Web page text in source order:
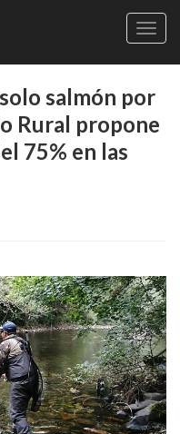
salmón por
Rural propone
75% en las